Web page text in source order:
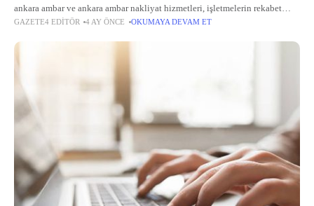
ankara ambar ve ankara ambar nakliyat hizmetleri, işletmelerin rekabet
gücünü artıran önemli bir unsurdur. Ankara’dan Türkiye’nin 81 iline
GAZETE4 EDITÖR 4 AY ÖNCE OKUMAYA DEVAM ET